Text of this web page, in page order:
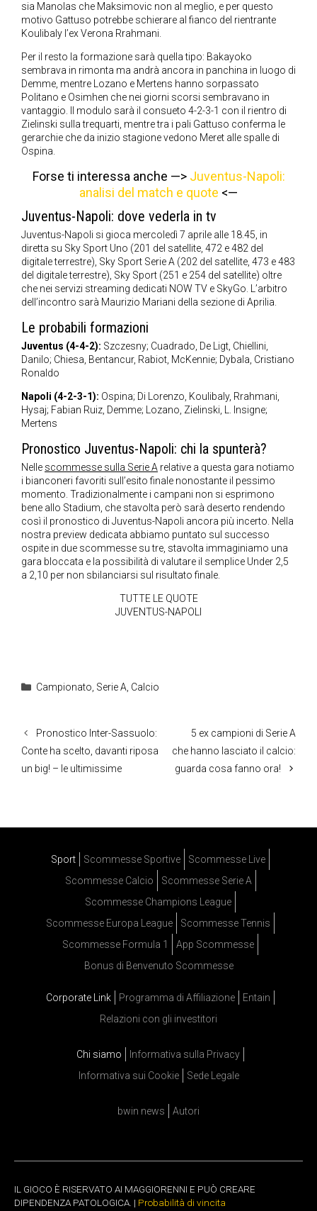
sia Manolas che Maksimovic non al meglio, e per questo
motivo Gattuso potrebbe schierare al fianco del rientrante
Koulibaly l’ex Verona Rrahmani.
Per il resto la formazione sarà quella tipo: Bakayoko
sembrava in rimonta ma andrà ancora in panchina in luogo di
Demme, mentre Lozano e Mertens hanno sorpassato
Politano e Osimhen che nei giorni scorsi sembravano in
vantaggio. Il modulo sarà il consueto 4-2-3-1 con il rientro di
Zielinski sulla trequarti, mentre tra i pali Gattuso conferma le
gerarchie che da inizio stagione vedono Meret alle spalle di
Ospina.
Forse ti interessa anche —> Juventus-Napoli:
analisi del match e quote <—
Juventus-Napoli: dove vederla in tv
Juventus-Napoli si gioca mercoledì 7 aprile alle 18.45, in
diretta su Sky Sport Uno (201 del satellite, 472 e 482 del
digitale terrestre), Sky Sport Serie A (202 del satellite, 473 e 483
del digitale terrestre), Sky Sport (251 e 254 del satellite) oltre
che nei servizi streaming dedicati NOW TV e SkyGo. L’arbitro
dell’incontro sarà Maurizio Mariani della sezione di Aprilia.
Le probabili formazioni
Juventus (4-4-2): Szczesny; Cuadrado, De Ligt, Chiellini,
Danilo; Chiesa, Bentancur, Rabiot, McKennie; Dybala, Cristiano
Ronaldo
Napoli (4-2-3-1): Ospina; Di Lorenzo, Koulibaly, Rrahmani,
Hysaj; Fabian Ruiz, Demme; Lozano, Zielinski, L. Insigne;
Mertens
Pronostico Juventus-Napoli: chi la spunterà?
Nelle scommesse sulla Serie A relative a questa gara notiamo
i bianconeri favoriti sull’esito finale nonostante il pessimo
momento. Tradizionalmente i campani non si esprimono
bene allo Stadium, che stavolta però sarà deserto rendendo
così il pronostico di Juventus-Napoli ancora più incerto. Nella
nostra preview dedicata abbiamo puntato sul successo
ospite in due scommesse su tre, stavolta immaginiamo una
gara bloccata e la possibilità di valutare il semplice Under 2,5
a 2,10 per non sbilanciarsi sul risultato finale.
TUTTE LE QUOTE
JUVENTUS-NAPOLI
Categorie
Campionato, Serie A, Calcio
Pronostico Inter-Sassuolo:
Conte ha scelto, davanti riposa
un big! – le ultimissime
5 ex campioni di Serie A
che hanno lasciato il calcio:
guarda cosa fanno ora!
Sport Scommesse Sportive
Scommesse Live
Scommesse Calcio
Scommesse Serie A
Scommesse Champions League
Scommesse Europa League
Scommesse Tennis
Scommesse Formula 1
App Scommesse
Bonus di Benvenuto Scommesse
Corporate Link Programma di Affiliazione
Entain
Relazioni con gli investitori
Chi siamo
Informativa sulla Privacy
Informativa sui Cookie
Sede Legale
bwin news Autori
IL GIOCO È RISERVATO AI MAGGIORENNI E PUÒ CREARE
DIPENDENZA PATOLOGICA. | Probabilità di vincita